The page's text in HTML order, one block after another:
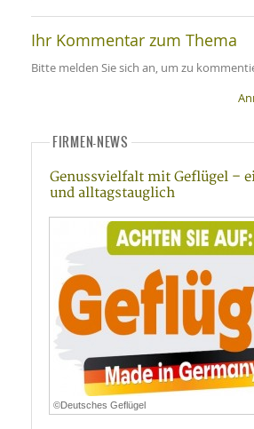
Ihr Kommentar zum Thema
Bitte melden Sie sich an, um zu
FIRMEN-NEWS
Genussvielfalt mit Geflügel –
und alltagstauglich
©Deutsches Geflügel